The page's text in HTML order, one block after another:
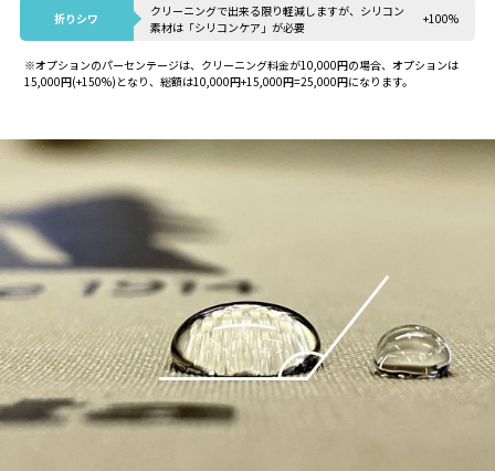
折りシワ
クリーニングで出来る限り軽減しますが、シリコン
素材は「シリコンケア」が必要
+100%
※オプションのパーセンテージは、クリーニング料金が10,000円の場合、オプションは
15,000円(+150%)となり、総額は10,000円+15,000円=25,000円になります。